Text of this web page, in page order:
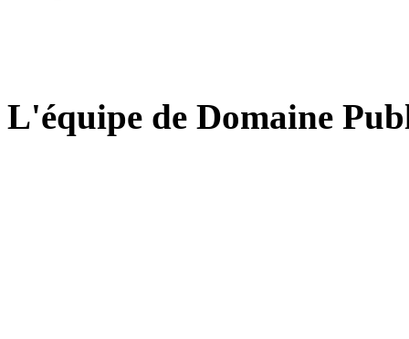
L'équipe de Domaine